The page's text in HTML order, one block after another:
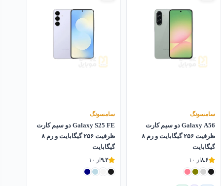
سامسونگ
Galaxy A56 دو سیم کارت
ظرفیت ۲۵۶ گیگابایت و رم ۸
گیگابایت
۸.۶از ۱۰
سامسونگ
Galaxy S25 FE دو سیم کارت
ظرفیت ۲۵۶ گیگابایت و رم ۸
گیگابایت
۹.۲از ۱۰